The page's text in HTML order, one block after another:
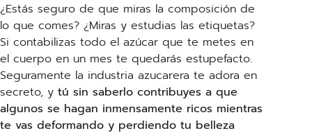
¿Estás seguro de que miras la composición de
lo que comes? ¿Miras y estudias las etiquetas?
Si contabilizas todo el azúcar que te metes en
el cuerpo en un mes te quedarás estupefacto.
Seguramente la industria azucarera te adora en
secreto, y tú sin saberlo contribuyes a que
algunos se hagan inmensamente ricos mientras
te vas deformando y perdiendo tu belleza